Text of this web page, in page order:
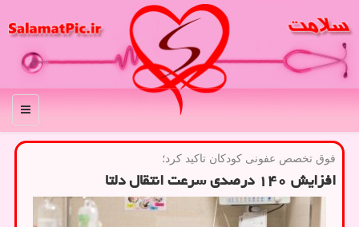
منو
فوق تخصص عفونی كودكان تاكید كرد؛
افزایش ۱۴۰ درصدی سرعت انتقال دلتا